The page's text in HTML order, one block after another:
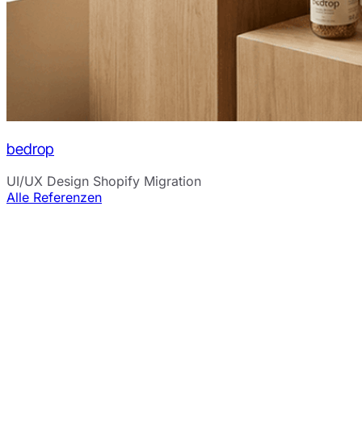
bedrop
UI/UX Design Shopify Migration
Alle Referenzen